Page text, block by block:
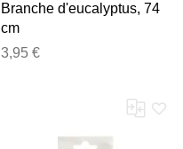
Branche d'eucalyptus, 74
cm
3,95 €